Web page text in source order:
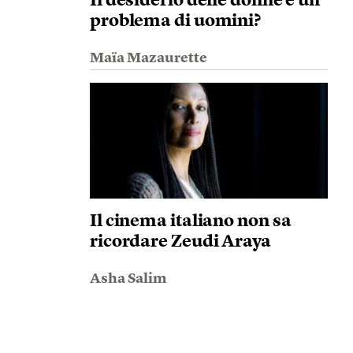
problema di uomini?
Maïa Mazaurette
Il cinema italiano non sa
ricordare Zeudi Araya
Asha Salim